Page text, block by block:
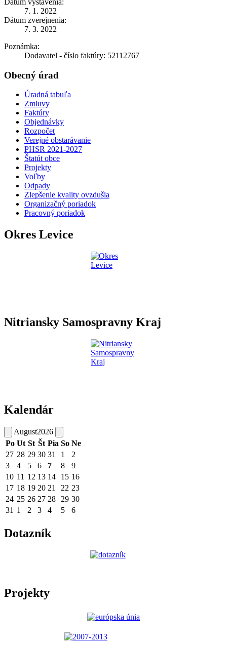
7. 1. 2022
Dátum zverejnenia:
7. 3. 2022
Poznámka:
Dodavatel - číslo faktúry: 52112767
Obecný úrad
Úradná tabuľa
Zmluvy
Faktúry
Objednávky
Rozpočet
Verejné obstarávanie
PHSR 2021-2027
Štatút obce
Projekty
Voľby
Odpady
Zlepšenie kvality ovzdušia
Organizačný poriadok
Pracovný poriadok
Okres Levice
Nitriansky Samospravny Kraj
Kalendár
August2026
Po Ut St Št Pia So Ne
27 28 29 30 31 1
2
3
4 5 6 7 8
9
10 11 12 13 14 15 16
17 18 19 20 21 22 23
24 25 26 27 28 29 30
31 1 2 3 4 5 6
Dotazník
Projekty